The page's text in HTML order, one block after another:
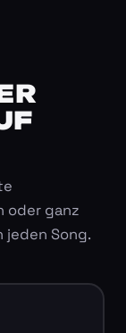
oder ganz
Song.